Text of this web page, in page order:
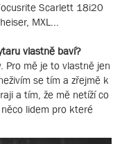
Scarlett 18i20
MXL...
vlastně baví?
Pro mě je to vlastně jen
se tím a zřejmě k
a tím, že mě netíží co
lidem pro které